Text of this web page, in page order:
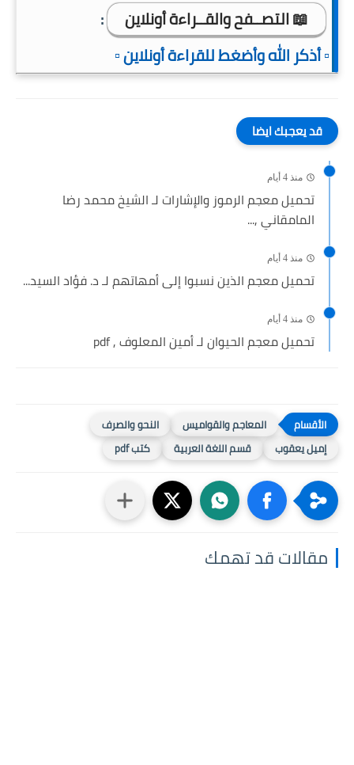
📖 التصــفح والقــراءة أونلاين
:
▫️ أذكر الله وأضغط للقراءة أونلاين ▫️
قد يعجبك ايضا
منذ 4 أيام
تحميل معجم الرموز والإشارات لـ الشيخ محمد رضا
المامقاني ,...
منذ 4 أيام
تحميل معجم الذين نسبوا إلى أمهاتهم لـ د. فؤاد السيد...
منذ 4 أيام
تحميل معجم الحيوان لـ أمين المعلوف , pdf
المعاجم والقواميس
النحو والصرف
إميل يعقوب
قسم اللغة العربية كتب pdf
مقالات قد تهمك